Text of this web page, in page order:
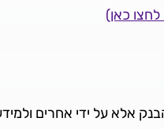
לחצו כאן)
אלא על ידי אחרים